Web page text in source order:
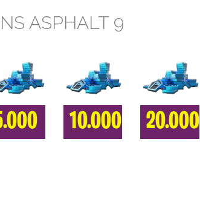
ASPHALT 9
10.000 20.000